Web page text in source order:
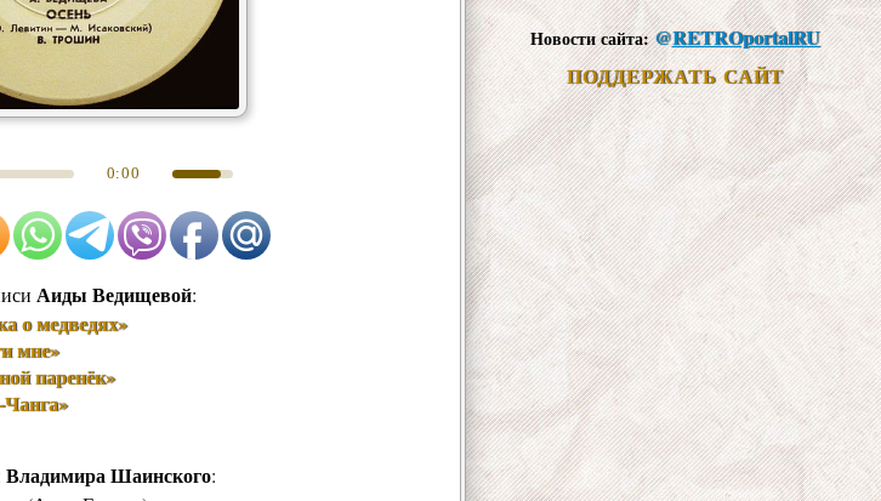
0:00
Аиды Ведищевой:
о медведях»
мне»
паренёк»
Владимира Шаинского:
Новости сайта:@RETROportalRU
ПОДДЕРЖАТЬ САЙТ